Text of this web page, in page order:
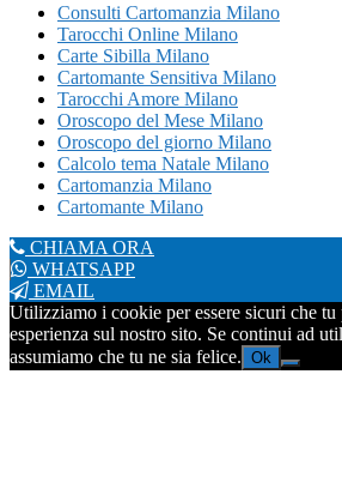
Consulti Cartomanzia Milano
Tarocchi Online Milano
Carte Sibilla Milano
Cartomante Sensitiva Milano
Tarocchi Amore Milano
Oroscopo del Mese Milano
Oroscopo del giorno Milano
Calcolo tema Natale Milano
Cartomanzia Milano
Cartomante Milano
CHIAMA ORA
WHATSAPP
EMAIL
Utilizziamo i cookie per essere sicuri che tu
esperienza sul nostro sito. Se continui ad
assumiamo che tu ne sia felice. Ok